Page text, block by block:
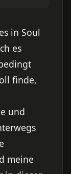
in Soul
es
finde,
und
meine